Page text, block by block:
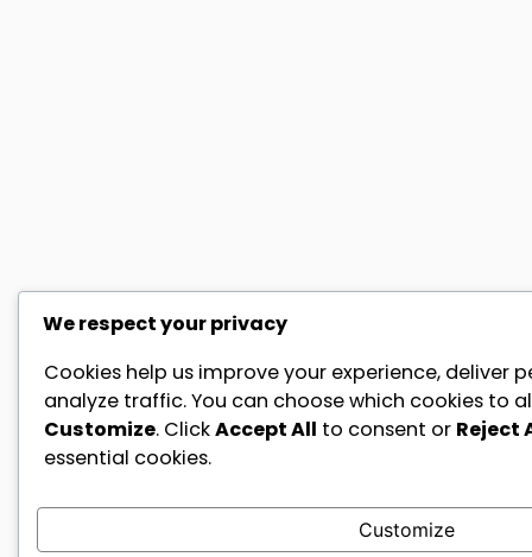
We respect your privacy
Cookies help us improve your experience, deliver
analyze traffic. You can choose which cookies to
Customize. ClickAccept All to consent or Reject
essential cookies.
Customize